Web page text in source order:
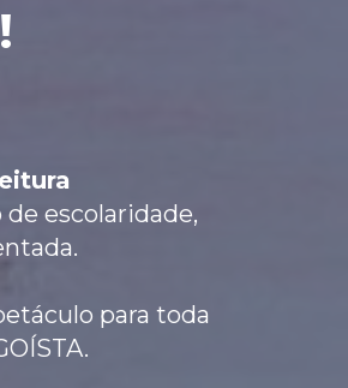
escolaridade,
para toda